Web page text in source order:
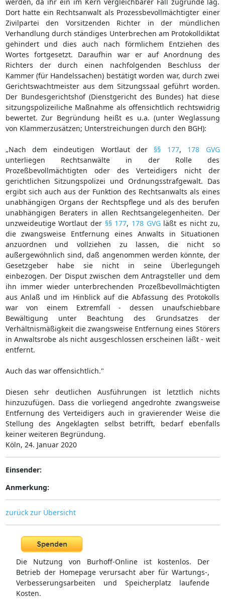
Dort hatte ein Rechtsanwalt als Prozessbevollmächtigter einer
Zivilpartei den Vorsitzenden Richter in der mündlichen
Verhandlung durch ständiges Unterbrechen am Protokolldiktat
gehindert und dies auch nach förmlichem Entziehen des
Wortes fortgesetzt. Daraufhin war er auf Anordnung des
Richters der durch einen nachfolgenden Beschluss der
Kammer (für Handelssachen) bestätigt worden war, durch zwei
Gerichtswachtmeister aus dem Sitzungssaal geführt worden.
Der Bundesgerichtshof (Dienstgericht des Bundes) hat diese
sitzungspolizeiliche Maßnahme als offensichtlich rechtswidrig
bewertet. Zur Begründung heißt es u.a. (unter Weglassung
von Klammerzusätzen; Unterstreichungen durch den BGH):
„Nach dem eindeutigen Wortlaut der §§ 177, 178 GVG
unterliegen Rechtsanwälte in der Rolle des
Prozeßbevollmächtigten oder des Verteidigers nicht der
gerichtlichen Sitzungspolizei und Ordnungsstrafgewalt. Das
ergibt sich auch aus der Funktion des Rechtsanwalts als eines
unabhängigen Organs der Rechtspflege und als des berufen
unabhängigen Beraters in allen Rechtsangelegenheiten. Der
unzweideutige Wortlaut der §§ 177, 178 GVGläßt es nicht zu,
die zwangsweise Entfernung eines Anwalts in Situationen
anzuordnen und vollziehen zu lassen, die nicht so
außergewöhnlich sind, daß angenommen werden könnte, der
Gesetzgeber habe sie nicht in seine Überlegungeh
einbezogen. Der Disput zwischen dem Antragsteller und dem
ihn immer wieder unterbrechenden Prozeßbevollmächtigten
aus Anlaß und im Hinblick auf die Abfassung des Protokolls
war von einem Extremfall - dessen unaufschiebbare
Bewältigung unter Beachtung des Grundsatzes der
Verhältnismäßigkeit die zwangsweise Entfernung eines Störers
in Anwaltsrobe als nicht ausgeschlossen erscheinen läßt - weit
entfernt.
Auch das war offensichtlich."
Diesen sehr deutlichen Ausführungen ist letztlich nichts
hinzuzufügen. Dass die vorliegend angedrohte zwangsweise
Entfernung des Verteidigers auch in gravierender Weise die
Stellung des Angeklagten selbst betrifft, bedarf ebenfalls
keiner weiteren Begründung.
Köln, 24. Januar 2020
Einsender:
Anmerkung:
zurück zur Übersicht
Die Nutzung von Burhoff-Online ist kostenlos. Der
Betrieb der Homepage verursacht aber für Wartungs-,
Verbesserungsarbeiten und Speicherplatz laufende
Kosten.